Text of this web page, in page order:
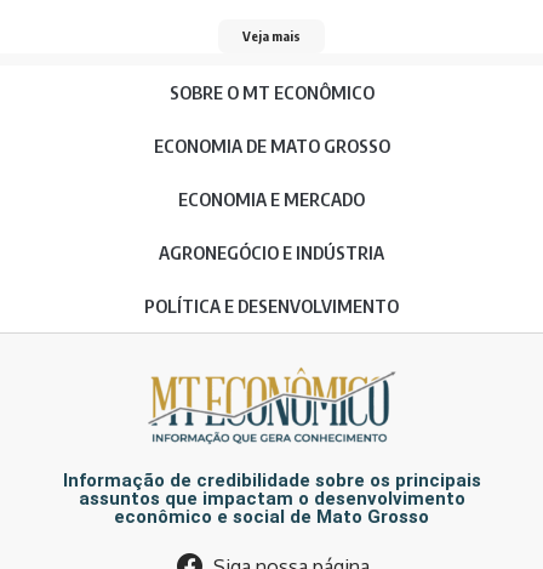
Veja mais
SOBRE O MT ECONÔMICO
ECONOMIA DE MATO GROSSO
ECONOMIA E MERCADO
AGRONEGÓCIO E INDÚSTRIA
POLÍTICA E DESENVOLVIMENTO
Informação de credibilidade sobre os principais
assuntos que impactam o desenvolvimento
econômico e social de Mato Grosso